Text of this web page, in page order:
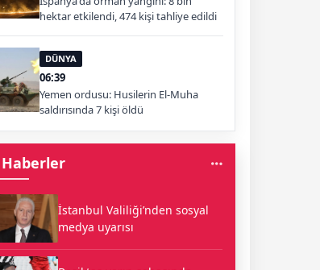
hektar etkilendi, 474 kişi tahliye edildi
DÜNYA
06:39
Yemen ordusu: Husilerin El-Muha
saldırısında 7 kişi öldü
İstanbul Valiliği’nden sosyal
medya uyarısı